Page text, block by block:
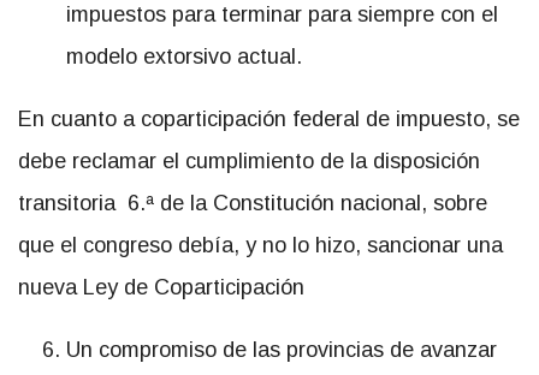
impuestos para terminar para siempre con el
modelo extorsivo actual.
En cuanto a coparticipación federal de impuesto, se
debe reclamar el cumplimiento de la disposición
transitoria 6.ª de la Constitución nacional, sobre
que el congreso debía, y no lo hizo, sancionar una
nueva Ley de Coparticipación
Un compromiso de las provincias de avanzar